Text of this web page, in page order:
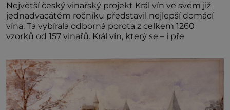
Největší český vinařský projekt Král vín ve svém již
jednadvacátém ročníku představil nejlepší domácí
vína. Ta vybírala odborná porota z celkem 1260
vzorků od 157 vinařů. Král vín, který se – i pře